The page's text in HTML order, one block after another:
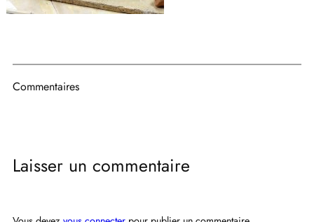
Commentaires
Laisser un commentaire